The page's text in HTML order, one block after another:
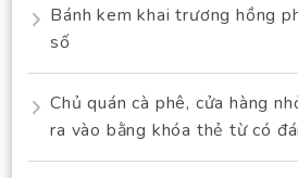
Bánh kem khai trương hồng
số
Chủ quán cà phê, cửa hàng
ra vào bằng khóa thẻ từ có